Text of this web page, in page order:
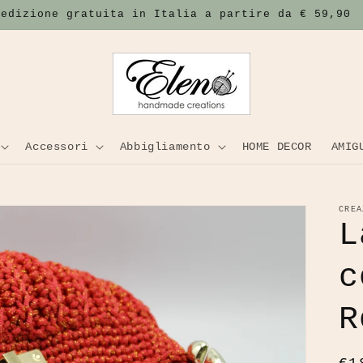
gratuita in Italia a partire da € 59,90
Accessori Abbigliamento HOME DECOR